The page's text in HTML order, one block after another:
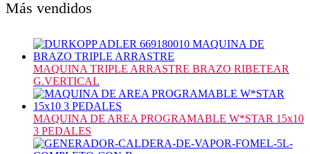
Más vendidos
MAQUINA TRIPLE ARRASTRE BRAZO RIBETEAR
G.VERTICAL
MAQUINA DE AREA PROGRAMABLE W*STAR 15x10
3 PEDALES